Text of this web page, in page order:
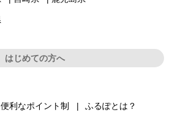
はじめての方へ
便利なポイント制 ふるぽとは？